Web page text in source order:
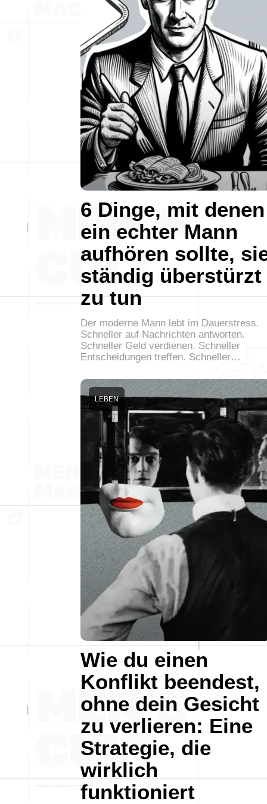
6 Dinge, mit denen
ein echter Mann
aufhören sollte,
ständig überstürzt
zu tun
Der moderne Mann lebt im Dauerstress.
Schneller auf Nachrichten antworten.
Schneller Geld verdienen. Schneller
Entscheidungen treffen. Schneller…
Wie du einen
Konflikt beendest,
ohne dein Gesicht
zu verlieren: Eine
Strategie, die
wirklich
funktioniert
LEBEN